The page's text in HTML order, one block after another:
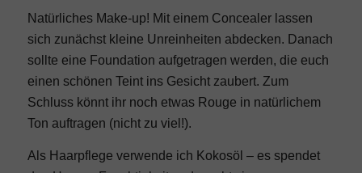
Natürliches Make-up! Mit einem Concealer lassen
sich zunächst kleine Unreinheiten abdecken. Danach
sollte eine Foundation aufgetragen werden, die euch
einen schönen Teint ins Gesicht zaubert. Zum
Schluss könnt ihr noch etwas Rouge in natürlichem
Ton auftragen (nicht zu viel!).
Als Haarpflege verwende ich Kokosöl – es spendet